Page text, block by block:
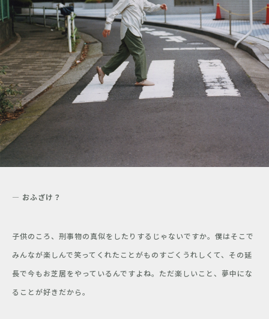
― おふざけ？
子供のころ、刑事物の真似をしたりするじゃないですか。僕はそこで
みんなが楽しんで笑ってくれたことがものすごくうれしくて、その延
長で今もお芝居をやっているんですよね。ただ楽しいこと、夢中にな
ることが好きだから。